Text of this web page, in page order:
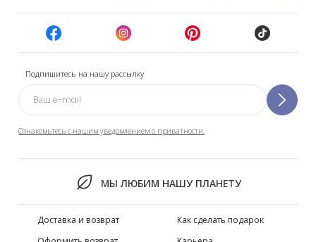
Подпишитесь на нашу рассылку
Ознакомьтесь с нашим уведомлением о приватности.
МЫ ЛЮБИМ НАШУ ПЛАНЕТУ
Доставка и возврат
Как сделать подарок